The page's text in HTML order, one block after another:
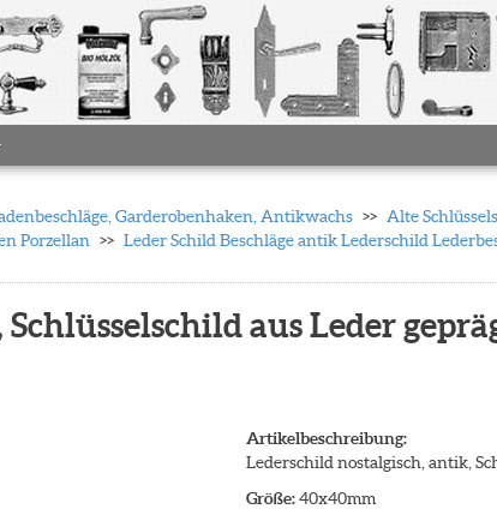
Garderobenhaken, Antikwachs
Alte
Porzellan
Leder Schild Beschläge antik Lederschild
aus Leder
Artikelbeschreibung:
Lederschild nostalgisch, antik,
Größe:40x40mm